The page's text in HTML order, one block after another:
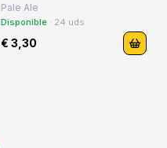
Pale Ale
Disponible · 24 uds
€ 3,30